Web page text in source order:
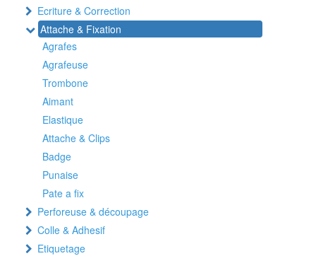
Ecriture & Correction
Attache & Fixation
Agrafes
Agrafeuse
Trombone
Aimant
Elastique
Attache & Clips
Badge
Punaise
Pate a fix
Perforeuse & découpage
Colle & Adhesif
Etiquetage